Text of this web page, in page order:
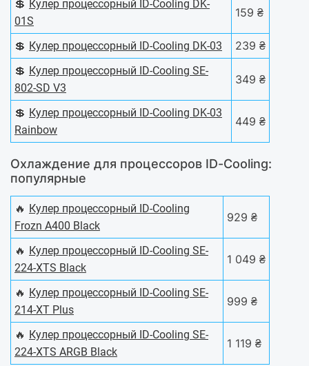
💲 Кулер процессорный ID-Cooling DK-
01S
159 ₴
💲 Кулер процессорный ID-Cooling DK-03
239 ₴
💲 Кулер процессорный ID-Cooling SE-
802-SD V3
349 ₴
💲 Кулер процессорный ID-Cooling DK-03
Rainbow
449 ₴
Охлаждение для процессоров ID-Cooling:
популярные
🔥 Кулер процессорный ID-Cooling
Frozn A400 Black
929 ₴
🔥 Кулер процессорный ID-Cooling SE-
224-XTS Black
1 049 ₴
🔥 Кулер процессорный ID-Cooling SE-
214-XT Plus
999 ₴
🔥 Кулер процессорный ID-Cooling SE-
224-XTS ARGB Black
1 119 ₴